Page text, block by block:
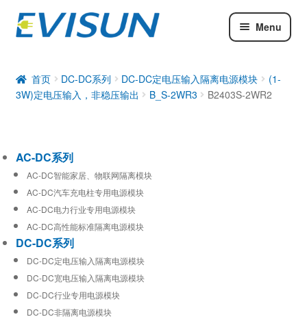
Menu
DC-DC系列
工业通信模块
首页 DC-DC系列 DC-DC定电压输入隔离电源模块
(1-
3W)定电压输入，非稳压输出
B_S-2WR3 B2403S-2WR2
AC-DC系列
AC-DC智能家居、物联网隔离模块
AC-DC汽车充电柱专用电源模块
AC-DC电力行业专用电源模块
AC-DC高性能标准隔离电源模块
DC-DC系列
DC-DC定电压输入隔离电源模块
DC-DC宽电压输入隔离电源模块
DC-DC行业专用电源模块
DC-DC非隔离电源模块